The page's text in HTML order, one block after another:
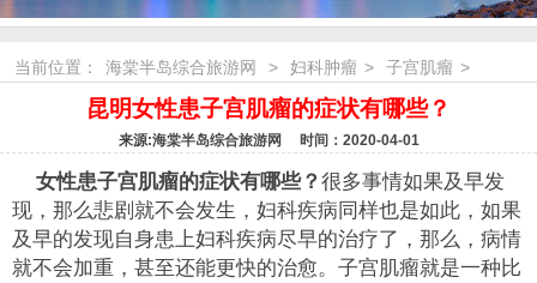
当前位置： 海棠半岛综合旅游网 > 妇科肿瘤 > 子宫肌瘤 >
昆明女性患子宫肌瘤的症状有哪些？
来源:海棠半岛综合旅游网 时间：2020-04-01
女性患子宫肌瘤的症状有哪些？ 很多事情如果及早发
现，那么悲剧就不会发生，妇科疾病同样也是如此，如果
及早的发现自身患上妇科疾病尽早的治疗了，那么，病情
就不会加重，甚至还能更快的治愈。子宫肌瘤就是一种比